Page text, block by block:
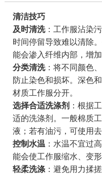
清洁技巧
及时清洗：工作服沾染
时间停留导致难以清除
能会渗入纤维内部，增加
分类清洗：将不同颜色
防止染色和损坏。深色
材质工作服分开。
选择合适洗涤剂 ：根据
适的洗涤剂。一般棉质
液；若有油污，可使用
控制水温 ：水温不宜过
能会使工作服缩水、变形
轻柔洗涤：避免用力揉